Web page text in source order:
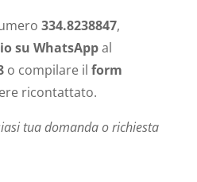
334.8238847,
su WhatsAppal
o compilare il form
ricontattato.
tua domanda o richiesta